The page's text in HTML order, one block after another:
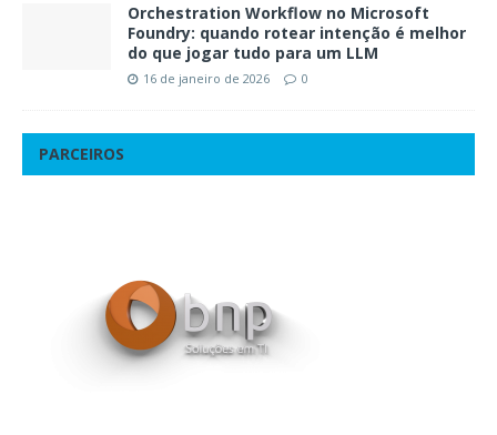
Orchestration Workflow no Microsoft
Foundry: quando rotear intenção é melhor
do que jogar tudo para um LLM
16 de janeiro de 2026 0
PARCEIROS